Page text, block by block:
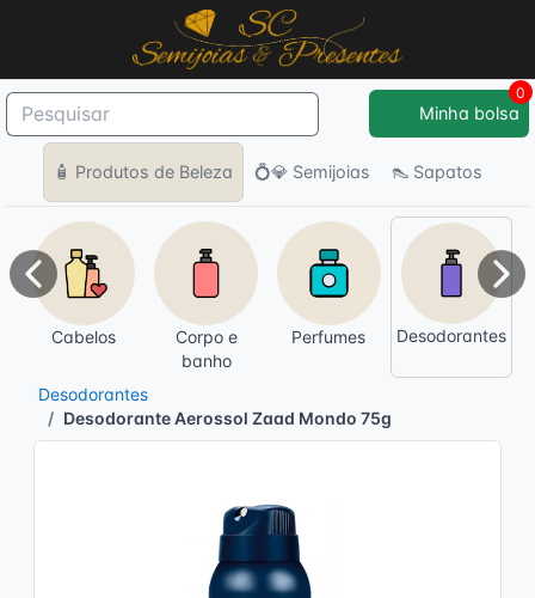
🧴 Produtos de Beleza 💍💎 Semijoias 👠 Sapatos
Minha bolsa
0
Cabelos
Corpo e
banho
Perfumes Desodorantes
Anterior
Desodorantes
Desodorante Aerossol Zaad Mondo 75g